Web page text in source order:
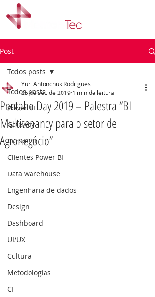
Post
Todos posts
Power BI
Gateway
CursoPBI
Clientes Power BI
Data warehouse
Engenharia de dados
Design
Dashboard
UI/UX
Cultura
Metodologias
CI
Todos posts
Pentaho Day 2019 – Palestra “BI
Multitenancy para o setor de
Agronegócio”
Yuri Antonchuk Rodrigues
25 de set. de 2019 1 min de leitura